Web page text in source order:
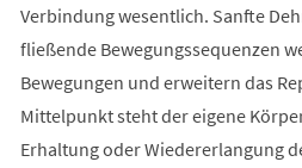
Verbindung wesentlich. Sanfte
fließende Bewegungssequenzen
Bewegungen und erweitern das
Mittelpunkt steht der eigene
Erhaltung oder Wiedererlangung